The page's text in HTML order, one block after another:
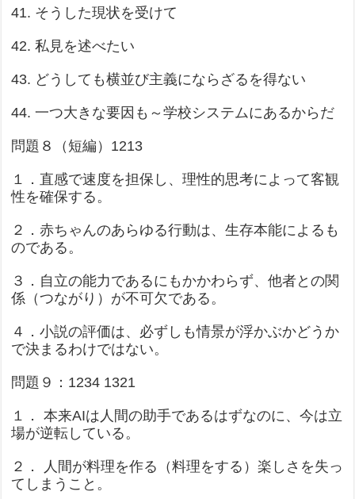
41. そうした現状を受けて
42. 私見を述べたい
43. どうしても横並び主義にならざるを得ない
44. 一つ大きな要因も～学校システムにあるからだ
問題８（短編）1213
１．直感で速度を担保し、理性的思考によって客観
性を確保する。
２．赤ちゃんのあらゆる行動は、生存本能によるも
のである。
３．自立の能力であるにもかかわらず、他者との関
係（つながり）が不可欠である。
４．小説の評価は、必ずしも情景が浮かぶかどうか
で決まるわけではない。
問題９：1234 1321
１． 本来AIは人間の助手であるはずなのに、今は立
場が逆転している。
２． 人間が料理を作る（料理をする）楽しさを失っ
てしまうこと。